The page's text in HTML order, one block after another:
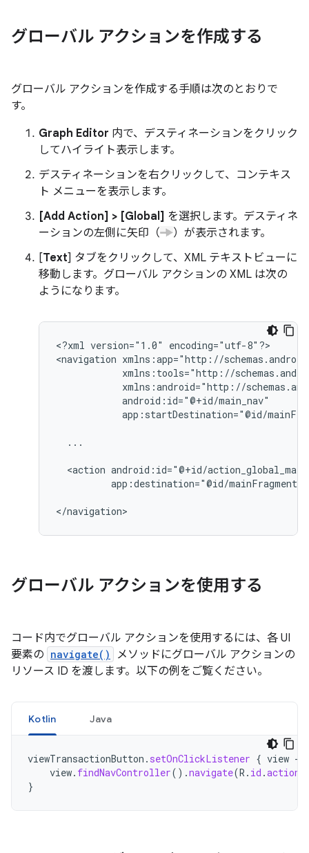
グローバル アクションを作成する
グローバル アクションを作成する手順は次のとおりで
す。
Graph Editor 内で、デスティネーションをクリック
してハイライト表示します。
デスティネーションを右クリックして、コンテキス
ト メニューを表示します。
[Add Action] > [Global] を選択します。デスティネ
ーションの左側に矢印（
）が表示されます。
[Text] タブをクリックして、XML テキストビューに
移動します。グローバル アクションの XML は次の
ようになります。
<?xml version="1.0"
encoding="utf-8"?>
<navigation
app:startDestination="@id/
...
<action
app:destination="@id/
グローバル アクションを使用する
コード内でグローバル アクションを使用するには、各 UI
要素の navigate()
メソッドにグローバル アクションの
リソース ID を渡します。以下の例をご覧ください。
Kotlin Java
viewTransactionButton . setOnClickListener { view ->
view. findNavController().navigate(R . id .
}